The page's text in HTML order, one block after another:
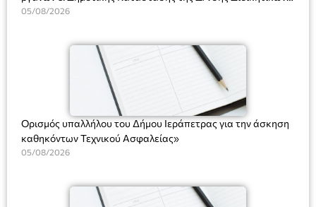
Υπηρεσιών για αποφάσεις, πιστοποιητικά, πράξεις και
(Ν. 5314/2026).»
05/08/2026
Ορισμός υπαλλήλου του Δήμου Ιεράπετρας για την άσκηση
καθηκόντων Τεχνικού Ασφαλείας»
05/08/2026